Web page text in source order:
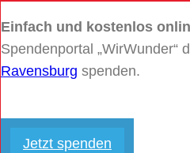
Einfach und kostenlos
Spendenportal „WirWunder“
Ravensburg spenden.
Jetzt spenden